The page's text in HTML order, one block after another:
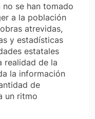
se han tomado
a la población
atrevidas,
y estadísticas
estatales
realidad de la
la información
de
un ritmo